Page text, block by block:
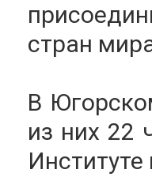
стран
В
из них 22
Институте